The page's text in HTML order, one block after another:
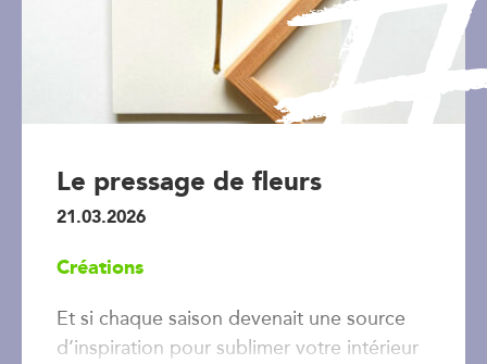
Le pressage de fleurs
21.03.2026
Créations
Et si chaque saison devenait une source
d’inspiration pour sublimer votre intérieur